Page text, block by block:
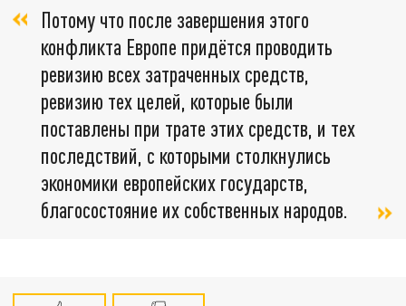
Потому что после завершения этого
конфликта Европе придётся проводить
ревизию всех затраченных средств,
ревизию тех целей, которые были
поставлены при трате этих средств, и тех
последствий, с которыми столкнулись
экономики европейских государств,
благосостояние их собственных народов.